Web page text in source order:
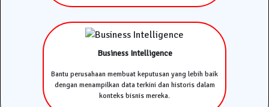
Business Intelligence
Bantu perusahaan membuat keputusan yang lebih baik
dengan menampilkan data terkini dan historis dalam
konteks bisnis mereka.